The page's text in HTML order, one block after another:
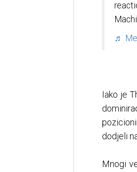
♬
Iako je
dodjeli
Mnogi